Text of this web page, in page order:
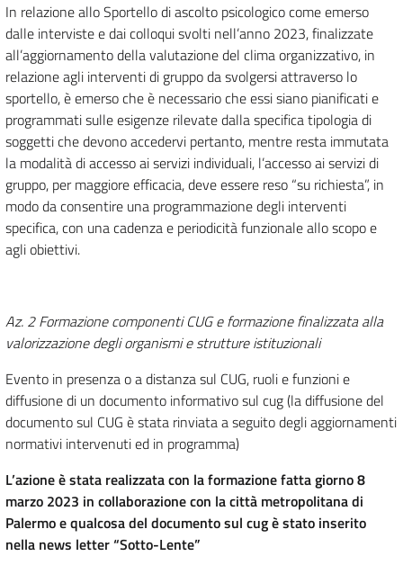
In relazione allo Sportello di ascolto psicologico come emerso
dalle interviste e dai colloqui svolti nell’anno 2023, finalizzate
all’aggiornamento della valutazione del clima organizzativo, in
relazione agli interventi di gruppo da svolgersi attraverso lo
sportello, è emerso che è necessario che essi siano pianificati e
programmati sulle esigenze rilevate dalla specifica tipologia di
soggetti che devono accedervi pertanto, mentre resta immutata
la modalità di accesso ai servizi individuali, l’accesso ai servizi di
gruppo, per maggiore efficacia, deve essere reso “su richiesta”, in
modo da consentire una programmazione degli interventi
specifica, con una cadenza e periodicità funzionale allo scopo e
agli obiettivi.
Az. 2 Formazione componenti CUG e formazione finalizzata alla
valorizzazione degli organismi e strutture istituzionali
Evento in presenza o a distanza sul CUG, ruoli e funzioni e
diffusione di un documento informativo sul cug (la diffusione del
documento sul CUG è stata rinviata a seguito degli aggiornamenti
normativi intervenuti ed in programma)
L’azione è stata realizzata con la formazione fatta giorno 8
marzo 2023 in collaborazione con la città metropolitana di
Palermo e qualcosa del documento sul cug è stato inserito
nella news letter “Sotto-Lente”